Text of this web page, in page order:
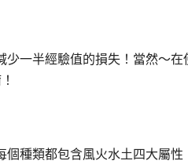
少一半經驗值的損失！當然～在
個種類都包含風火水土四大屬性